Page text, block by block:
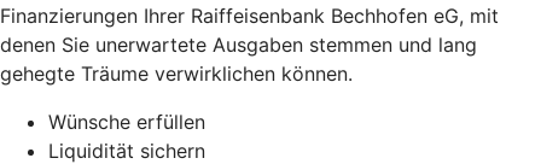
Finanzierungen Ihrer Raiffeisenbank Bechhofen eG, mit
denen Sie unerwartete Ausgaben stemmen und lang
gehegte Träume verwirklichen können.
Wünsche erfüllen
Liquidität sichern